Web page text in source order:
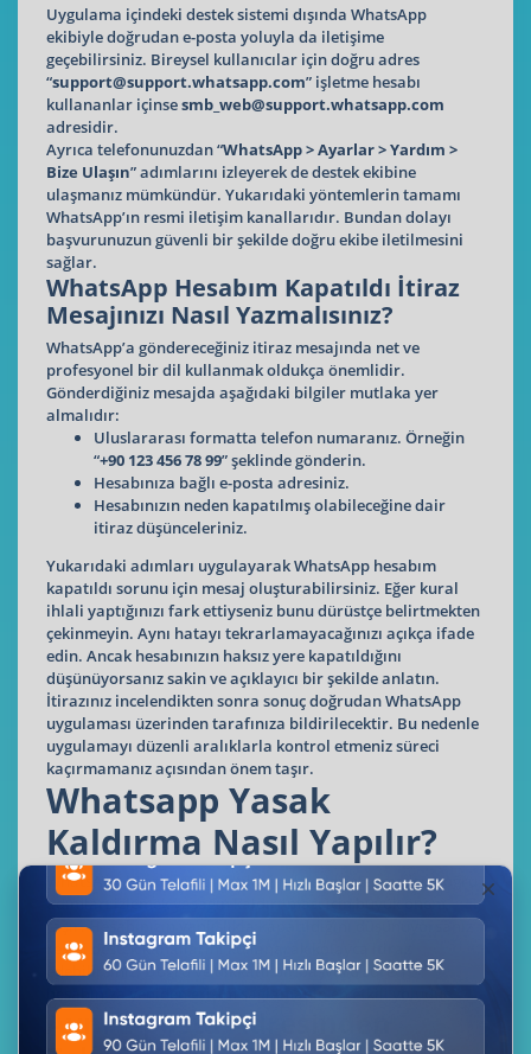
Uygulama içindeki destek sistemi dışında WhatsApp
ekibiyle doğrudan e-posta yoluyla da iletişime
geçebilirsiniz. Bireysel kullanıcılar için doğru adres
“support@support.whatsapp.com” işletme hesabı
kullananlar içinsesmb_web@support.whatsapp.com
adresidir.
Ayrıca telefonunuzdan “WhatsApp > Ayarlar > Yardım >
Bize Ulaşın” adımlarını izleyerek de destek ekibine
ulaşmanız mümkündür. Yukarıdaki yöntemlerin tamamı
WhatsApp’ın resmi iletişim kanallarıdır. Bundan dolayı
başvurunuzun güvenli bir şekilde doğru ekibe iletilmesini
sağlar.
WhatsApp Hesabım Kapatıldı İtiraz
Mesajınızı Nasıl Yazmalısınız?
WhatsApp’a göndereceğiniz itiraz mesajında net ve
profesyonel bir dil kullanmak oldukça önemlidir.
Gönderdiğiniz mesajda aşağıdaki bilgiler mutlaka yer
almalıdır:
Uluslararası formatta telefon numaranız. Örneğin
“+90 123 456 78 99” şeklinde gönderin.
Hesabınıza bağlı e-posta adresiniz.
Hesabınızın neden kapatılmış olabileceğine dair
itiraz düşünceleriniz.
Yukarıdaki adımları uygulayarak WhatsApp hesabım
kapatıldı sorunu için mesaj oluşturabilirsiniz. Eğer kural
ihlali yaptığınızı fark ettiyseniz bunu dürüstçe belirtmekten
çekinmeyin. Aynı hatayı tekrarlamayacağınızı açıkça ifade
edin. Ancak hesabınızın haksız yere kapatıldığını
düşünüyorsanız sakin ve açıklayıcı bir şekilde anlatın.
İtirazınız incelendikten sonra sonuç doğrudan WhatsApp
uygulaması üzerinden tarafınıza bildirilecektir. Bu nedenle
uygulamayı düzenli aralıklarla kontrol etmeniz süreci
kaçırmamanız açısından önem taşır.
Whatsapp Yasak
Kaldırma Nasıl Yapılır?
WhatsApp hesabınız kapatıldığında endişelenmeden doğru
adımları izlemek yasağın kaldırılması için büyük önem
taşır. Hesabınızın yanlışlıkla kapatıldığını düşünüyorsanız
resmi destek kanallarını kullanarak kolayca itiraz
edebilirsiniz. Doğru ve dikkatli bir başvuru süreci
hesabınıza yeniden erişim sağlamanın en etkili yoludur.
Aynı E-posta Adresinden